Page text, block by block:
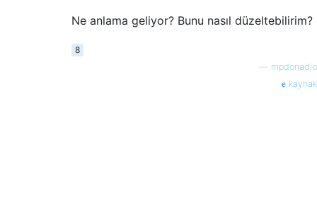
Ne anlama geliyor? Bunu nasıl düzeltebilirim?
8
mpdonadio
kaynak